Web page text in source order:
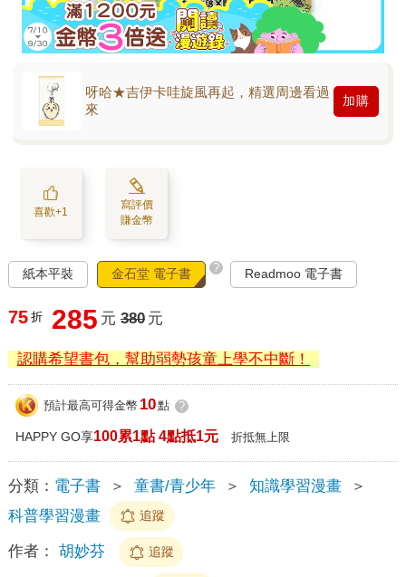
呀哈★吉伊卡哇旋風再起，精選周邊看過
來
加購
喜歡+1
寫評價
賺金幣
紙本平裝 金石堂 電子書 ? Readmoo 電子書
75 折 285 元 380 元
認購希望書包，幫助弱勢孩童上學不中斷！
預計最高可得金幣 10點 ?
HAPPY GO享100累1點 4點抵1元 折抵無上限
分類： 電子書 ＞ 童書/青少年 ＞ 知識學習漫畫
＞
科普學習漫畫
追蹤
作者： 胡妙芬 追蹤